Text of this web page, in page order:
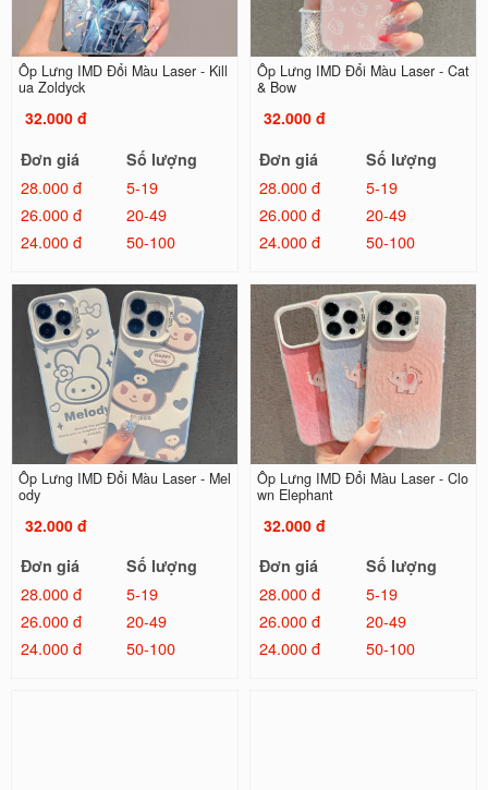
Ốp Lưng IMD Đổi Màu Laser - Kill
ua Zoldyck
32.000 đ
Đơn giá
Số lượng
28.000 đ
5-19
26.000 đ
20-49
24.000 đ
50-100
Ốp Lưng IMD Đổi Màu Laser - Cat
& Bow
32.000 đ
Đơn giá
Số lượng
28.000 đ
5-19
26.000 đ
20-49
24.000 đ
50-100
Ốp Lưng IMD Đổi Màu Laser - Mel
ody
32.000 đ
Đơn giá
Số lượng
28.000 đ
5-19
26.000 đ
20-49
24.000 đ
50-100
Ốp Lưng IMD Đổi Màu Laser - Clo
wn Elephant
32.000 đ
Đơn giá
Số lượng
28.000 đ
5-19
26.000 đ
20-49
24.000 đ
50-100